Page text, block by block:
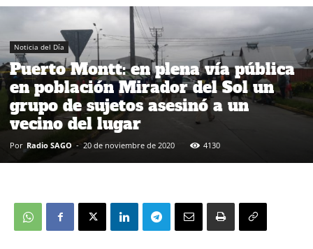
Noticia del Día
Puerto Montt: en plena vía pública
en población Mirador del Sol un
grupo de sujetos asesinó a un
vecino del lugar
Por Radio SAGO - 20 de noviembre de 2020 4130